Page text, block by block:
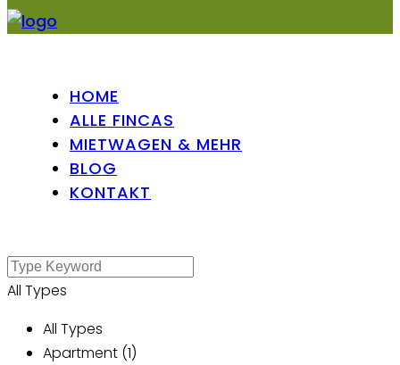
HOME
ALLE FINCAS
MIETWAGEN & MEHR
BLOG
KONTAKT
All Types
All Types
Apartment (1)